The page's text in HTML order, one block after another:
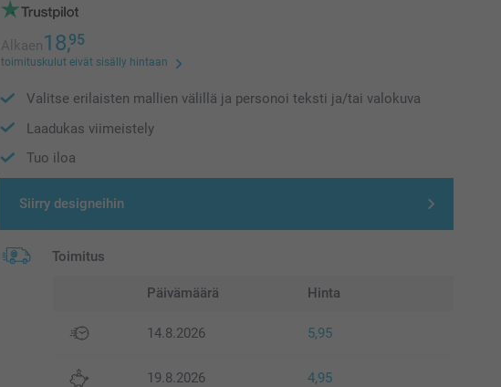
Alkaen18,95
toimituskulut eivät sisälly hintaan
Valitse erilaisten mallien välillä ja personoi teksti ja/tai valokuva
Laadukas viimeistely
Tuo iloa
Siirry designeihin
Toimitus
Päivämäärä Hinta
14.8.2026 5,95
19.8.2026 4,95